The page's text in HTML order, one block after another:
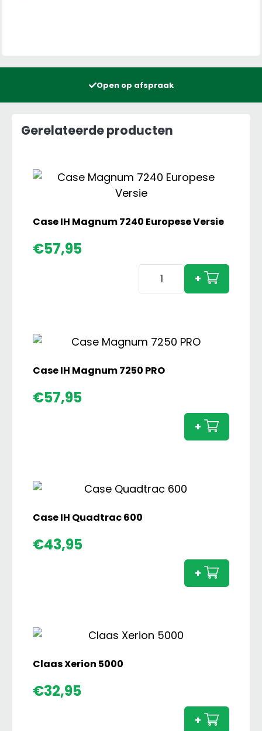
Open op afspraak
Gerelateerde producten
Case IH Magnum 7240 Europese Versie
€57,95
Case
Europese
Versie
aantal
+
Case IH Magnum 7250 PRO
€57,95
7250
+
Case IH Quadtrac 600
€43,95
600
+
Claas Xerion 5000
€32,95
+